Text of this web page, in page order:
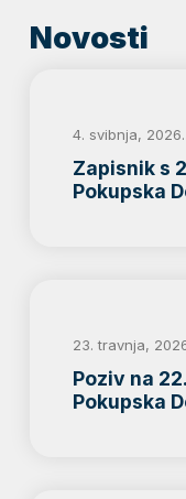
Novosti
4. svibnja, 2026.
Zapisnik s
Pokupska
23. travnja,
Poziv na
Pokupska